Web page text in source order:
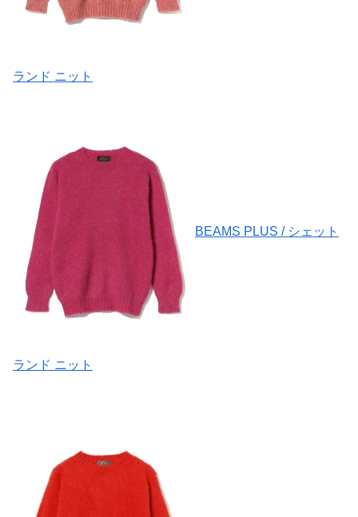
ランド ニット
BEAMS PLUS / シェット
ランド ニット